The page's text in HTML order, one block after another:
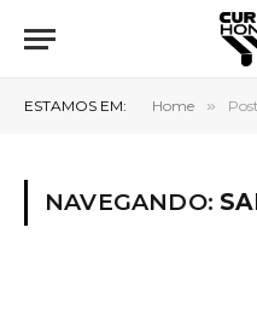
ESTAMOS EM: Home »
NAVEGANDO: